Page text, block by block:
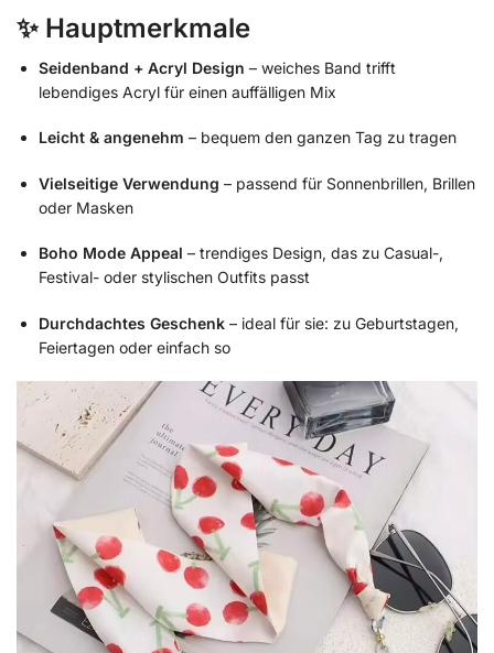
✨ Hauptmerkmale
Seidenband + Acryl Design – weiches Band trifft
lebendiges Acryl für einen auffälligen Mix
Leicht & angenehm – bequem den ganzen Tag zu tragen
Vielseitige Verwendung – passend für Sonnenbrillen, Brillen
oder Masken
Boho Mode Appeal – trendiges Design, das zu Casual-,
Festival- oder stylischen Outfits passt
Durchdachtes Geschenk – ideal für sie: zu Geburtstagen,
Feiertagen oder einfach so